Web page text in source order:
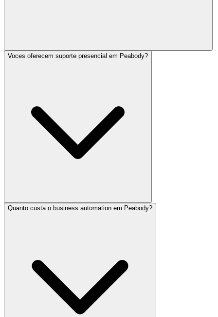
Voces oferecem suporte presencial em Peabody?
Quanto custa o business automation em Peabody?